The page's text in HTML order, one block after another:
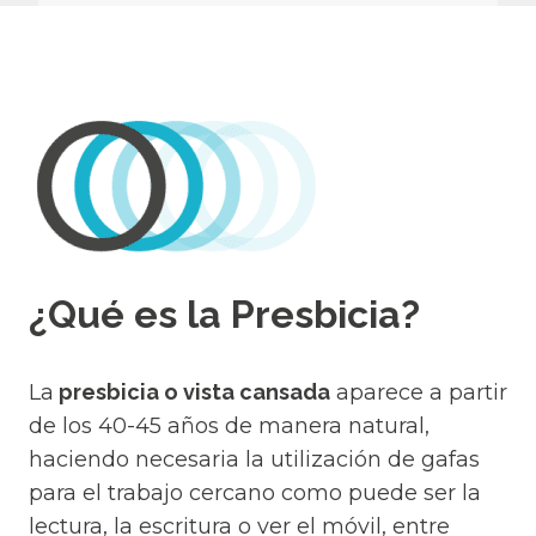
¿Qué es la Presbicia?
La presbicia o vista cansada aparece a partir
de los 40-45 años de manera natural,
haciendo necesaria la utilización de gafas
para el trabajo cercano como puede ser la
lectura, la escritura o ver el móvil, entre